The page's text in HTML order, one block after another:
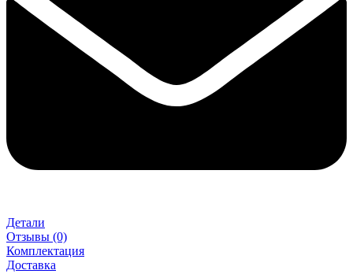
Детали
Отзывы (0)
Комплектация
Доставка